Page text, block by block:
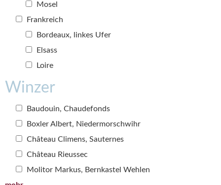
Mosel
Frankreich
Bordeaux, linkes Ufer
Elsass
Loire
Winzer
Baudouin, Chaudefonds
Boxler Albert, Niedermorschwihr
Château Climens, Sauternes
Château Rieussec
Molitor Markus, Bernkastel Wehlen